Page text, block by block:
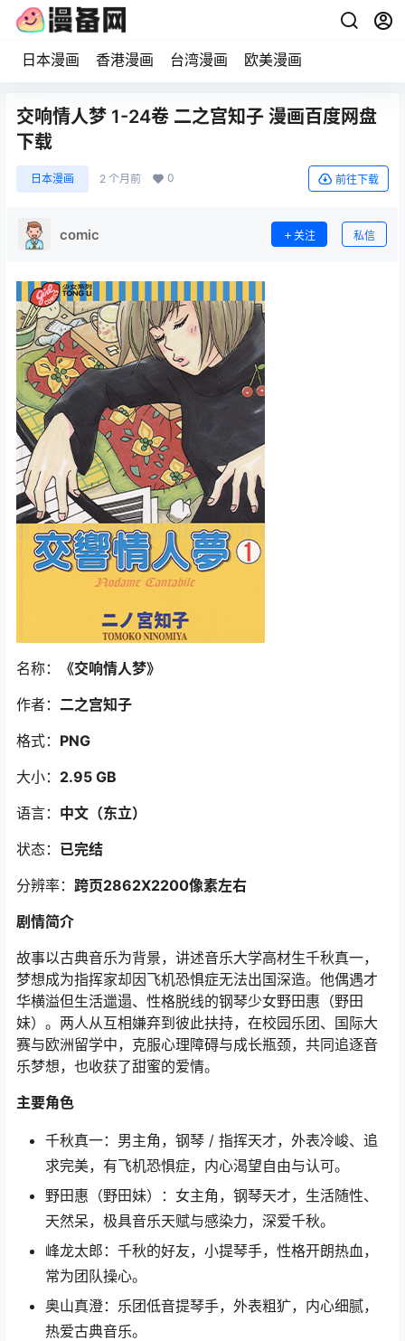
日本漫画 香港漫画 台湾漫画 欧美漫画
交响情人梦 1-24卷 二之宫知子 漫画百度网盘
下载
日本漫画 2 个月前 0 前往下载
comic 关注 私信
名称：
《交响情人梦》
作者： 二之宫知子
格式： PNG
大小： 2.95 GB
语言： 中文（东立）
状态： 已完结
分辨率： 跨页2862X2200像素左右
剧情简介
故事以古典音乐为背景，讲述音乐大学高材生千秋真一，
梦想成为指挥家却因飞机恐惧症无法出国深造。他偶遇才
华横溢但生活邋遢、性格脱线的钢琴少女野田惠（野田
妹）。两人从互相嫌弃到彼此扶持，在校园乐团、国际大
赛与欧洲留学中，克服心理障碍与成长瓶颈，共同追逐音
乐梦想，也收获了甜蜜的爱情。
主要角色
千秋真一：男主角，钢琴 / 指挥天才，外表冷峻、追
求完美，有飞机恐惧症，内心渴望自由与认可。
野田惠（野田妹）：女主角，钢琴天才，生活随性、
天然呆，极具音乐天赋与感染力，深爱千秋。
峰龙太郎：千秋的好友，小提琴手，性格开朗热血，
常为团队操心。
奥山真澄：乐团低音提琴手，外表粗犷，内心细腻，
热爱古典音乐。